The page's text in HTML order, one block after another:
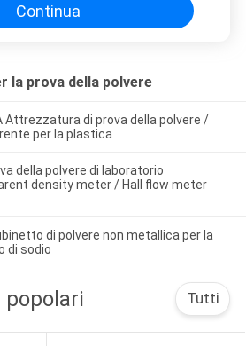
Continua
la prova della polvere
Attrezzatura di prova della polvere /
per la plastica
della polvere di laboratorio
density meter / Hall flow meter
di polvere non metallica per la
di sodio
popolari Tutti